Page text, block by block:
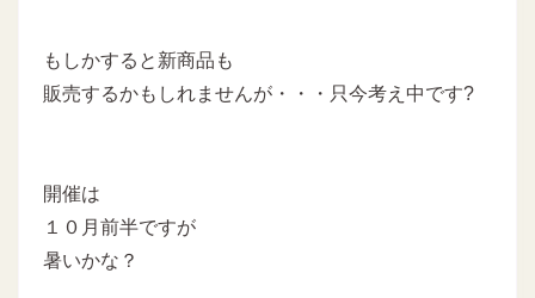
もしかすると新商品も
販売するかもしれませんが・・・只今考え中です?
開催は
１０月前半ですが
暑いかな？